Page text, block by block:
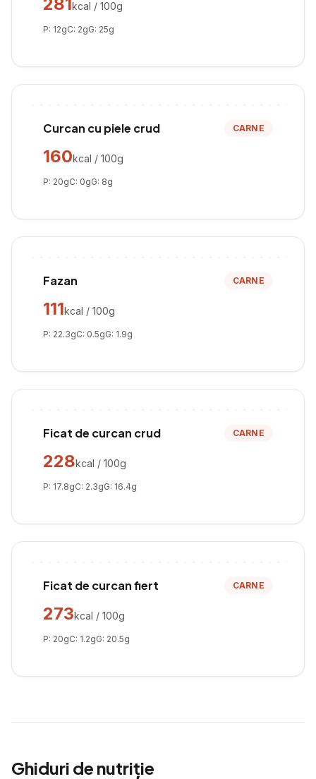
kcal / 100g
P: 12gC: 2gG: 25g
Curcan cu piele crud CARNE
160kcal / 100g
P: 20gC: 0gG: 8g
Fazan CARNE
111kcal / 100g
P: 22.3gC: 0.5gG: 1.9g
Ficat de curcan crud CARNE
228kcal / 100g
P: 17.8gC: 2.3gG: 16.4g
Ficat de curcan fiert CARNE
273kcal / 100g
P: 20gC: 1.2gG: 20.5g
Ghiduri de nutriție